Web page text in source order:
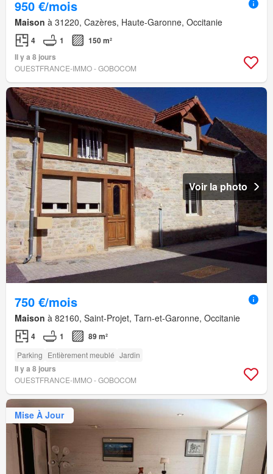
950 €/mois
Maison à 31220, Cazères, Haute-Garonne, Occitanie
4 1
150 m²
Il y a 8 jours
OUESTFRANCE-IMMO - GOBOCOM
Voir la photo
750 €/mois
Maison à 82160, Saint-Projet, Tarn-et-Garonne, Occitanie
4 1 89 m²
Parking Entièrement meublé Jardin
Il y a 8 jours
OUESTFRANCE-IMMO - GOBOCOM
Mise À Jour